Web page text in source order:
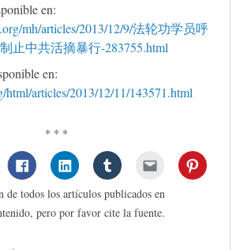
en:
mh/articles/2013/12/9/法轮功学员呼
止中共活摘暴行-283755.html
en:
html/articles/2013/12/11/143571.html
* * *
todos los artículos publicados en
pero por favor cite la fuente.